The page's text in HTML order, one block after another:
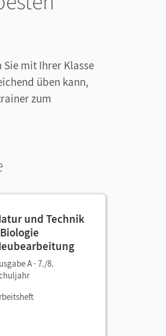
mit Ihrer Klasse
üben kann,
zum
und Technik
A · 7./8.